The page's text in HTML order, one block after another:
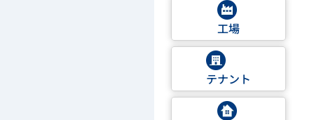
工場
テナント